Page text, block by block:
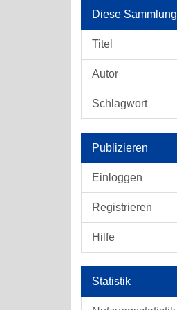
Diese Sammlung
Titel
Autor
Schlagwort
Publizieren
Einloggen
Registrieren
Hilfe
Statistik